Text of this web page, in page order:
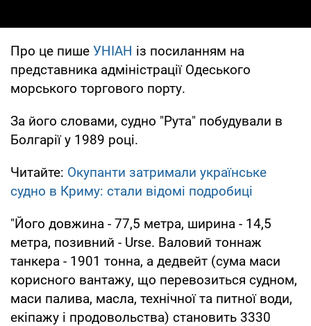
Про це пише УНІАН із посиланням на
представника адміністрації Одеського
морського торгового порту.
За його словами, судно "Рута" побудували в
Болгарії у 1989 році.
Читайте: Окупанти затримали українське
судно в Криму: стали відомі подробиці
"Його довжина - 77,5 метра, ширина - 14,5
метра, позивний - Urse. Валовий тоннаж
танкера - 1901 тонна, а дедвейт (сума маси
корисного вантажу, що перевозиться судном,
маси палива, масла, технічної та питної води,
екіпажу і продовольства) становить 3330